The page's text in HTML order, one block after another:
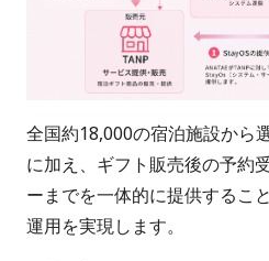
全国約18,000の宿泊施設から
に加え、ギフト販売後の予約
ーまでを一体的に提供するこ
運用を実現します。